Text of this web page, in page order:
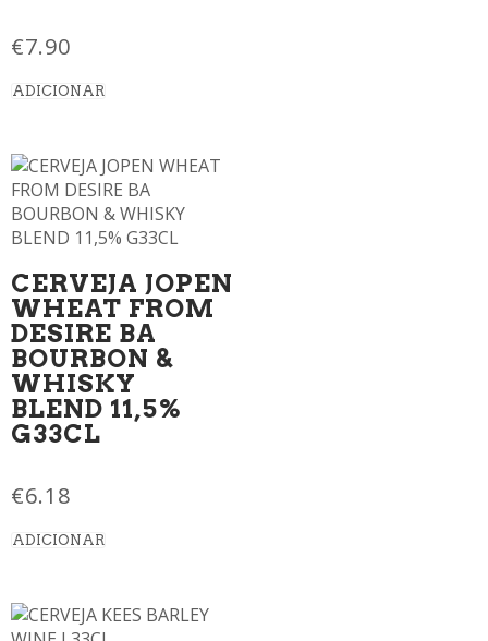
€7.90
ADICIONAR
CERVEJA JOPEN
WHEAT FROM
DESIRE BA
BOURBON &
WHISKY
BLEND 11,5%
G33CL
€6.18
ADICIONAR